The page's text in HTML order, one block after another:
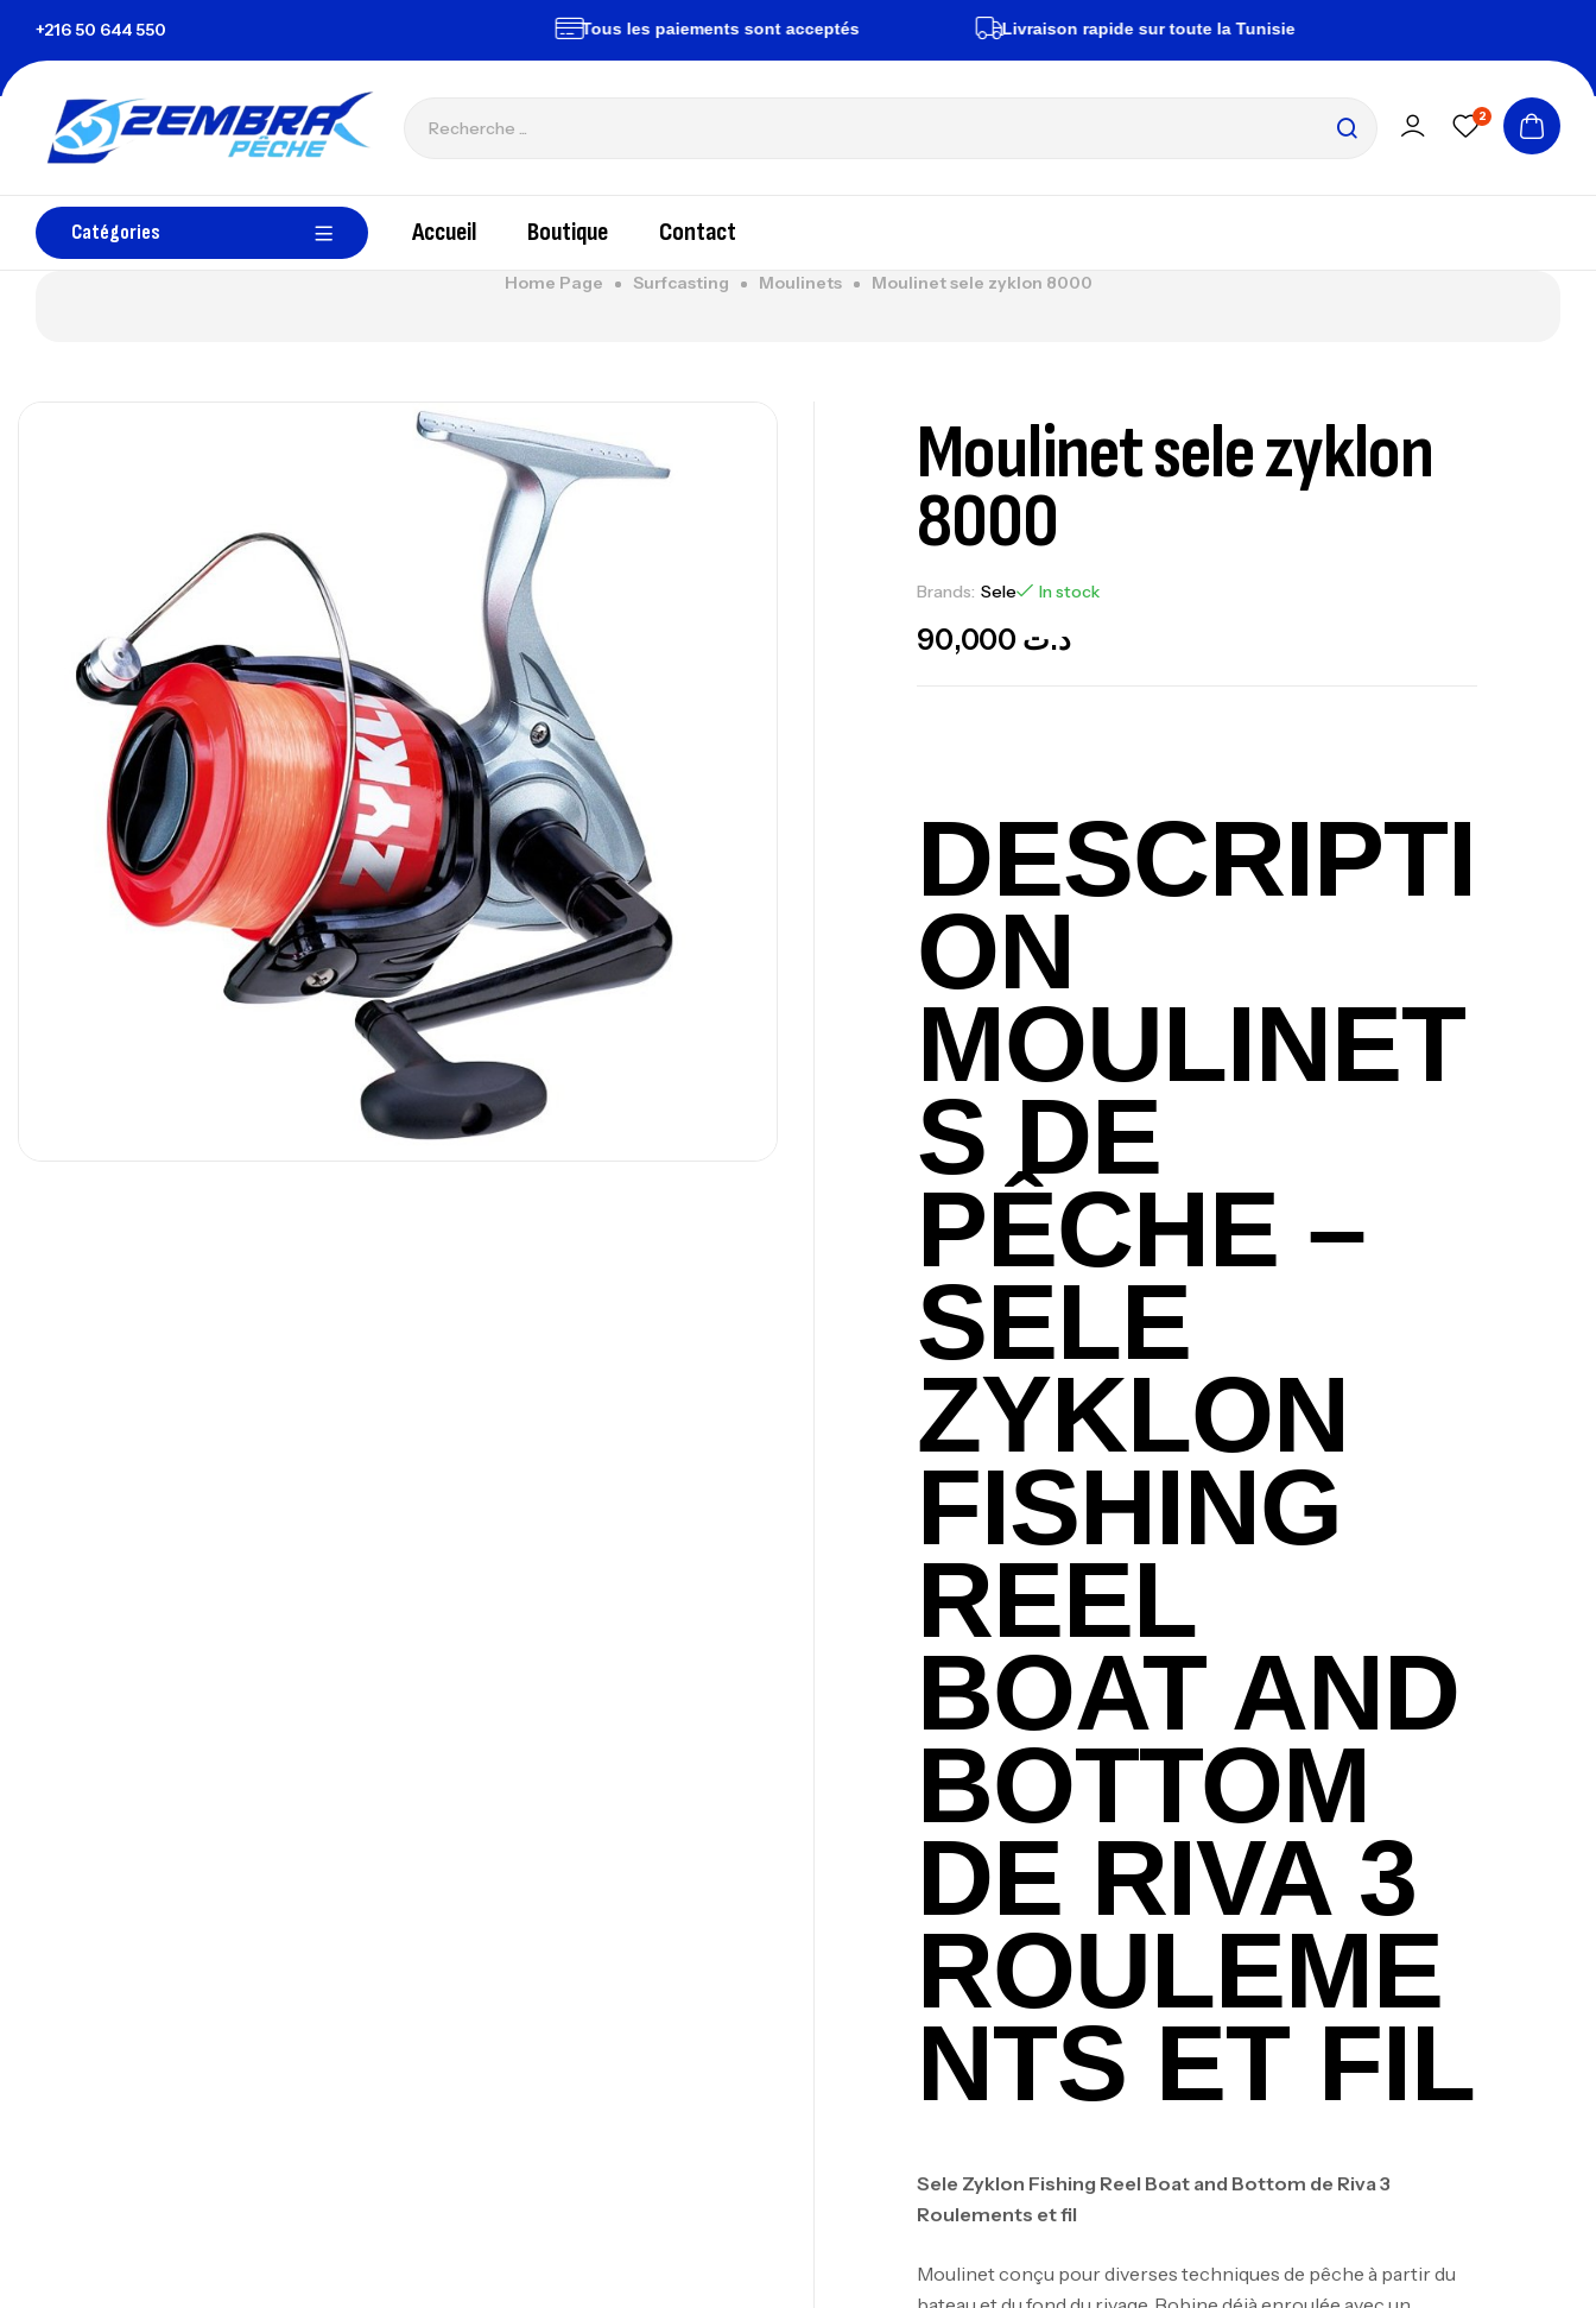
+216 50 644 550zembrapechetunisie@gmail.com Tous les paiements sont acceptés Livraison rapide sur toute la Tunisie
2
Catégories Accueil Boutique Contact
Home Page Surfcasting Moulinets Moulinet sele zyklon 8000
Moulinet sele zyklon
8000
Brands: Sele In stock
د.ت 90,000
DESCRIPTI
ON
MOULINET
S DE
PÊCHE –
SELE
ZYKLON
FISHING
REEL
BOAT AND
BOTTOM
DE RIVA 3
ROULEME
NTS ET FIL
Sele Zyklon Fishing Reel Boat and Bottom de Riva 3
Roulements et fil
Moulinet conçu pour diverses techniques de pêche à partir du